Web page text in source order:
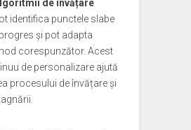
de învățare
identifica punctele slabe
și pot adapta
corespunzător. Acest
de personalizare ajută
procesului de învățare și